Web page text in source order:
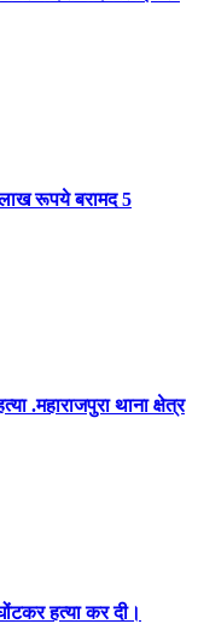
रूपये बरामद 5
.महाराजपुरा थाना क्षेत्र
हत्या कर दी।